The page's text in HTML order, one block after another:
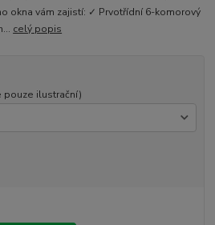
okna vám zajistí: ✓ Prvotřídní 6-komorový
celý popis
pouze ilustrační)